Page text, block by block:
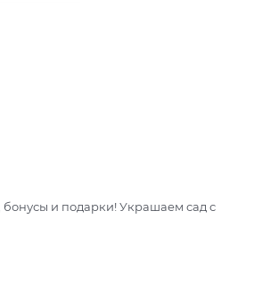
и подарки! Украшаем сад с